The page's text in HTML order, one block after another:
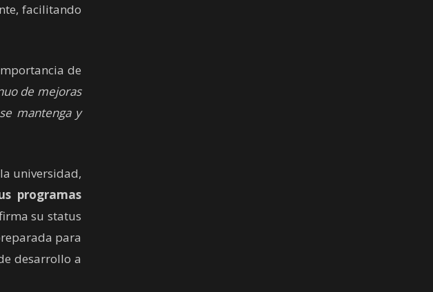
facilitando
de
de mejoras
mantenga y
universidad,
programas
su status
para
desarrollo a